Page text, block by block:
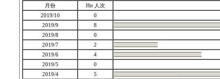
月份
Hit 人次
2019/10
0
2019/9
8
2019/8
0
2019/7
2
2019/6
4
2019/5
0
2019/4
5